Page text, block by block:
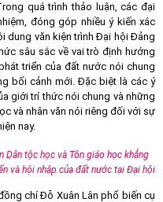
quá trình thảo luận, các đại
đóng góp nhiều ý kiến xác
dung văn kiện trình Đại hội Đảng
sâu sắc về vai trò định hướng
triển của đất nước nói chung
bối cảnh mới. Đặc biệt là các ý
giới trí thức nói chung và những
và nhân văn nói riêng đối với sự
nay.
Dân tộc học và Tôn giáo học khẳng
và hội nhập của đất nước tại Đại hội
chí Đỗ Xuân Lân phổ biến cụ